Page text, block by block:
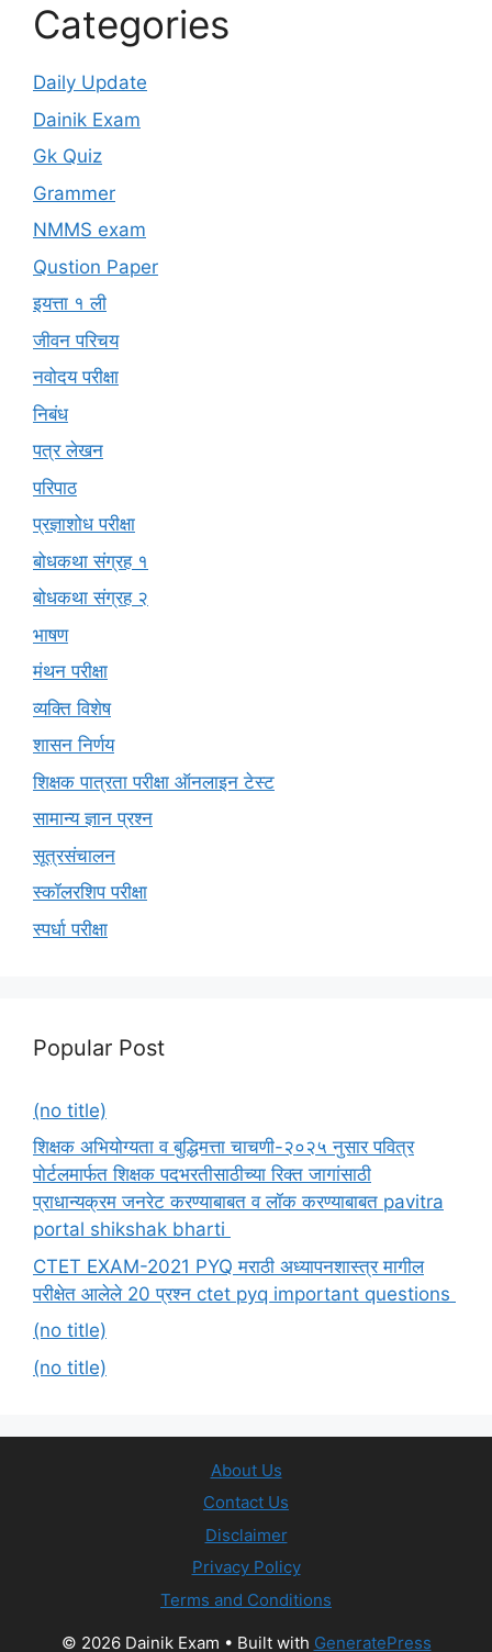
Categories
Daily Update
Dainik Exam
Gk Quiz
Grammer
NMMS exam
Qustion Paper
इयत्ता १ ली
जीवन परिचय
नवोदय परीक्षा
निबंध
पत्र लेखन
परिपाठ
प्रज्ञाशोध परीक्षा
बोधकथा संग्रह १
बोधकथा संग्रह २
भाषण
मंथन परीक्षा
व्यक्ति विशेष
शासन निर्णय
शिक्षक पात्रता परीक्षा ऑनलाइन टेस्ट
सामान्य ज्ञान प्रश्न
सूत्रसंचालन
स्कॉलरशिप परीक्षा
स्पर्धा परीक्षा
Popular Post
(no title)
शिक्षक अभियोग्यता व बुद्धिमत्ता चाचणी-२०२५ नुसार पवित्र
पोर्टलमार्फत शिक्षक पदभरतीसाठीच्या रिक्त जागांसाठी
प्राधान्यक्रम जनरेट करण्याबाबत व लॉक करण्याबाबत pavitra
portal shikshak bharti
CTET EXAM-2021 PYQ मराठी अध्यापनशास्त्र मागील
परीक्षेत आलेले 20 प्रश्न ctet pyq important questions
(no title)
(no title)
About Us
Contact Us
Disclaimer
Privacy Policy
Terms and Conditions
© 2026 Dainik Exam • Built with GeneratePress